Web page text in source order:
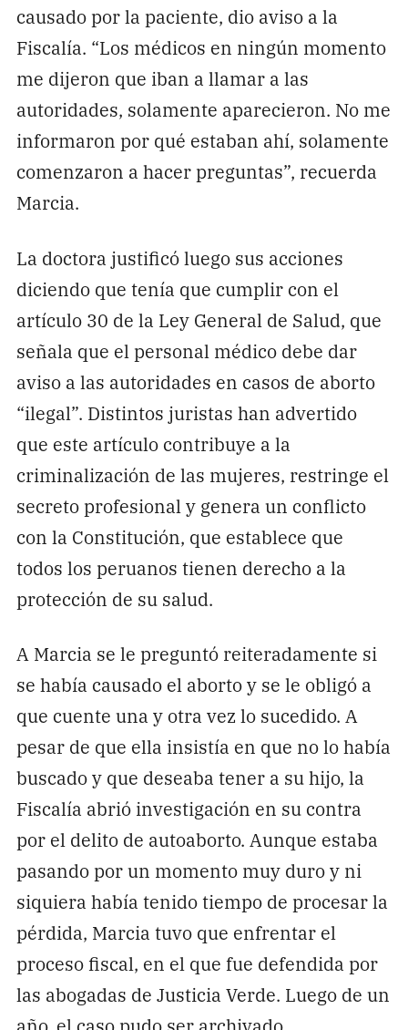
causado por la paciente, dio aviso a la
Fiscalía. “Los médicos en ningún momento
me dijeron que iban a llamar a las
autoridades, solamente aparecieron. No me
informaron por qué estaban ahí, solamente
comenzaron a hacer preguntas”, recuerda
Marcia.
La doctora justificó luego sus acciones
diciendo que tenía que cumplir con el
artículo 30 de la Ley General de Salud, que
señala que el personal médico debe dar
aviso a las autoridades en casos de aborto
“ilegal”. Distintos juristas han advertido
que este artículo contribuye a la
criminalización de las mujeres, restringe el
secreto profesional y genera un conflicto
con la Constitución, que establece que
todos los peruanos tienen derecho a la
protección de su salud.
A Marcia se le preguntó reiteradamente si
se había causado el aborto y se le obligó a
que cuente una y otra vez lo sucedido. A
pesar de que ella insistía en que no lo había
buscado y que deseaba tener a su hijo, la
Fiscalía abrió investigación en su contra
por el delito de autoaborto. Aunque estaba
pasando por un momento muy duro y ni
siquiera había tenido tiempo de procesar la
pérdida, Marcia tuvo que enfrentar el
proceso fiscal, en el que fue defendida por
las abogadas de Justicia Verde. Luego de un